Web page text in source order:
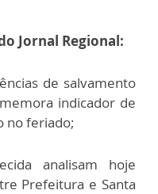
Jornal Regional:
de salvamento
indicador de
no feriado;
analisam hoje
Prefeitura e Santa